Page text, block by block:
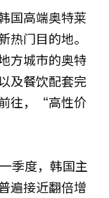
国高端奥特莱
热门目的地。
方城市的奥特
及餐饮配套完
往，“高性价
季度，韩国主
遍接近翻倍增